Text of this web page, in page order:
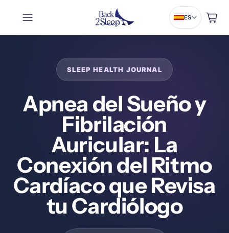
ES Carrito
Apnea del Sueño y
Fibrilación
Auricular: La
Conexión del Ritmo
Cardíaco que Revisa
tu Cardiólogo